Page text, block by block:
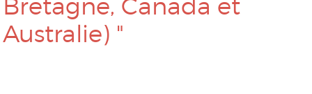
Bretagne, Canada et
Australie) "